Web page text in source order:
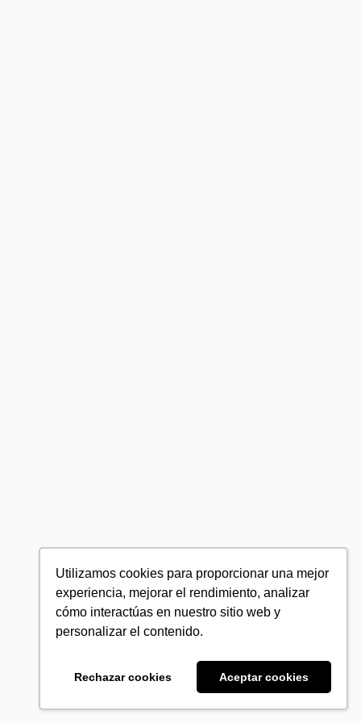
Utilizamos cookies para proporcionar una mejor
experiencia, mejorar el rendimiento, analizar
cómo interactúas en nuestro sitio web y
personalizar el contenido.
Rechazar cookies Aceptar cookies